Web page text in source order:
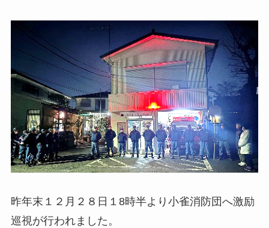
昨年末１２月２８日１8時半より小雀消防団へ激励
巡視が行われました。